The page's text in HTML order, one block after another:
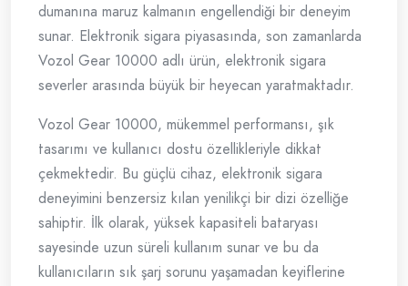
dumanına maruz kalmanın engellendiği bir deneyim
sunar. Elektronik sigara piyasasında, son zamanlarda
Vozol Gear 10000 adlı ürün, elektronik sigara
severler arasında büyük bir heyecan yaratmaktadır.
Vozol Gear 10000, mükemmel performansı, şık
tasarımı ve kullanıcı dostu özellikleriyle dikkat
çekmektedir. Bu güçlü cihaz, elektronik sigara
deneyimini benzersiz kılan yenilikçi bir dizi özelliğe
sahiptir. İlk olarak, yüksek kapasiteli bataryası
sayesinde uzun süreli kullanım sunar ve bu da
kullanıcıların sık şarj sorunu yaşamadan keyiflerine